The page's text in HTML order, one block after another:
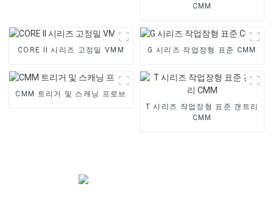
CMM
CORE II 시리즈 고정밀 VMM G 시리즈 작업장형 표준 CMM
CMM 트리거 및 스캐닝 프로브
T 시리즈 작업장형 표준 갠트리
CMM